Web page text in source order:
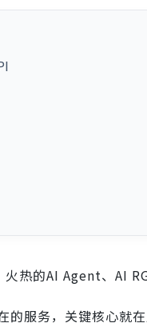
热的AI Agent、AI
的服务，关键核心就